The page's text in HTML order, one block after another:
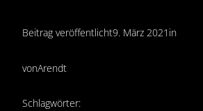
Beitrag veröffentlicht9. März 2021 in
vonArendt
Schlagwörter: